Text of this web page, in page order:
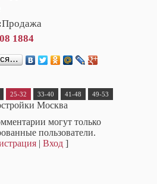
Продажа
1884
25-32 33-40 41-48 49-53
Москва
могут только
пользователи.
| Вход]